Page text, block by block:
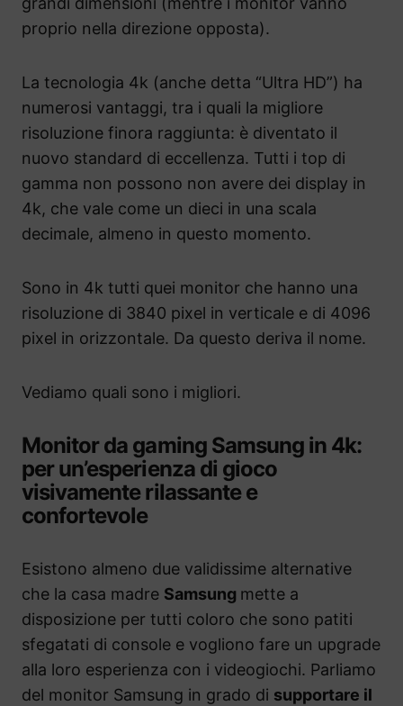
proprio nella direzione opposta).
La tecnologia 4k (anche detta “Ultra HD”) ha
numerosi vantaggi, tra i quali la migliore
risoluzione finora raggiunta: è diventato il
nuovo standard di eccellenza. Tutti i top di
gamma non possono non avere dei display in
4k, che vale come un dieci in una scala
decimale, almeno in questo momento.
Sono in 4k tutti quei monitor che hanno una
risoluzione di 3840 pixel in verticale e di 4096
pixel in orizzontale. Da questo deriva il nome.
Vediamo quali sono i migliori.
Monitor da gaming Samsung in 4k:
per un’esperienza di gioco
visivamente rilassante e
confortevole
Esistono almeno due validissime alternative
che la casa madre Samsung mette a
disposizione per tutti coloro che sono patiti
sfegatati di console e vogliono fare un upgrade
alla loro esperienza con i videogiochi. Parliamo
del monitor Samsung in grado di supportare il